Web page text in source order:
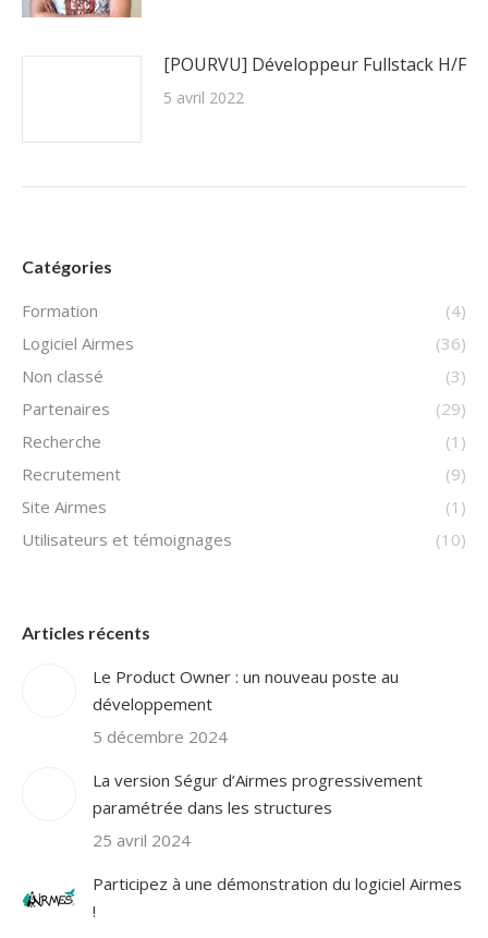
[POURVU] Développeur Fullstack H/F
5 avril 2022
Catégories
Formation
(4)
Logiciel Airmes
(36)
Non classé
(3)
Partenaires
(29)
Recherche
(1)
Recrutement
(9)
Site Airmes
(1)
Utilisateurs et témoignages
(10)
Articles récents
Le Product Owner : un nouveau poste au
développement
5 décembre 2024
La version Ségur d’Airmes progressivement
paramétrée dans les structures
25 avril 2024
Participez à une démonstration du logiciel Airmes
!